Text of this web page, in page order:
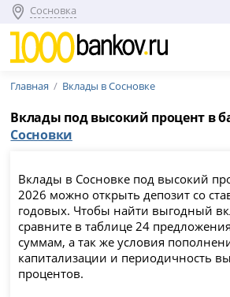
Сосновка
Главная Вклады в Сосновке
Вклады под высокий процент в
Сосновки
Вклады в Сосновке под высокий
2026 можно открыть депозит со
годовых. Чтобы найти выгодный
сравните в таблице 24
суммам, а так же условия
капитализации и периодичность
процентов.